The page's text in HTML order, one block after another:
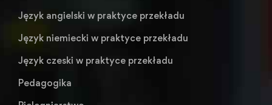
Język angielski w praktyce przekładu
Język niemiecki w praktyce przekładu
Język czeski w praktyce przekładu
Pedagogika